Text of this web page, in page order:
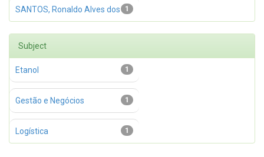
1
SANTOS, Ronaldo Alves dos
Subject
1
Etanol
1
Gestão e Negócios
1
Logística